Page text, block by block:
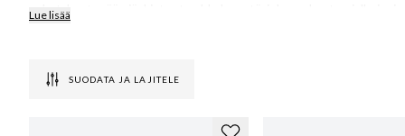
nahat, kantapään jäykisteet nahkalevystä, joka mukautuu jalkojesi
valittu, mutta kaikilla näillä osilla on suuri vaikutus sekä kenkien
pitkälle, mutta silti pitää hinnan erittäin kilpailukykyisenä.
Lue lisää
SUODATA JA LAJITELE